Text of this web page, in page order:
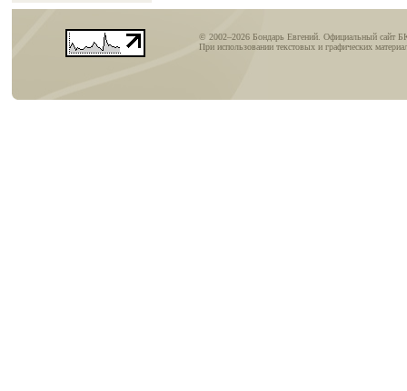
© 2002–2026 Бондарь Евгений. Официальный сайт
При использовании текстовых и графических